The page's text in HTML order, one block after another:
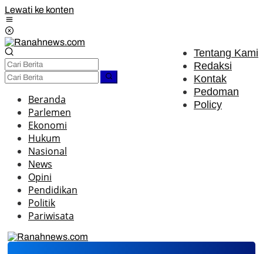
Lewati ke konten
Tentang Kami
Redaksi
Kontak
Pedoman
Policy
Beranda
Parlemen
Ekonomi
Hukum
Nasional
News
Opini
Pendidikan
Politik
Pariwisata